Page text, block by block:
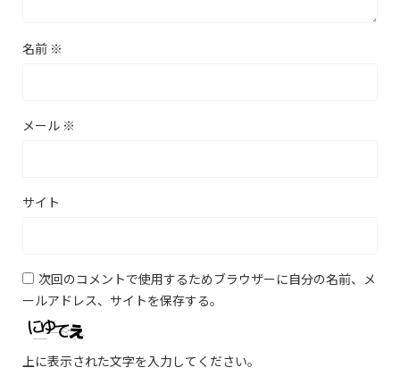
名前 ※
メール ※
サイト
次回のコメントで使用するためブラウザーに自分の名前、メ
ールアドレス、サイトを保存する。
上に表示された文字を入力してください。